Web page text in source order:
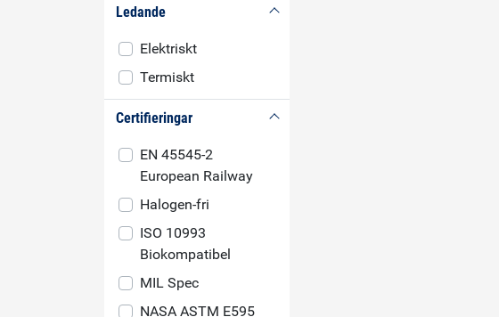
Ledande
Elektriskt
Termiskt
Certifieringar
EN 45545-2
European Railway
Halogen-fri
ISO 10993
Biokompatibel
MIL Spec
NASA ASTM E595